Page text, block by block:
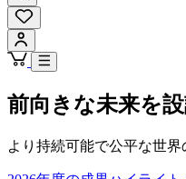
前向きな未来を
より持続可能で公平な世